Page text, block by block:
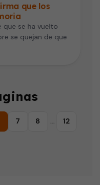
que los
que se ha vuelto
se quejan de que
7 8 … 12
siguiente